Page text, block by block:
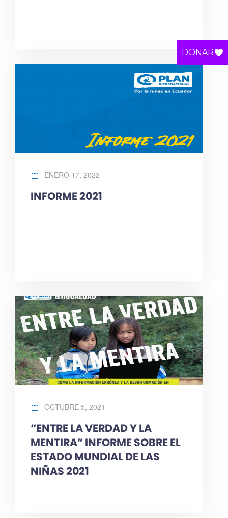
ENERO 17, 2022
INFORME 2021
OCTUBRE 5, 2021
“ENTRE LA VERDAD Y LA
MENTIRA” INFORME SOBRE EL
ESTADO MUNDIAL DE LAS
NIÑAS 2021
DONAR